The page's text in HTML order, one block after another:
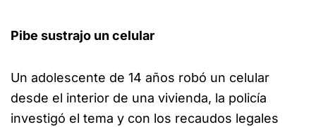
Pibe sustrajo un celular
Un adolescente de 14 años robó un celular
desde el interior de una vivienda, la policía
investigó el tema y con los recaudos legales